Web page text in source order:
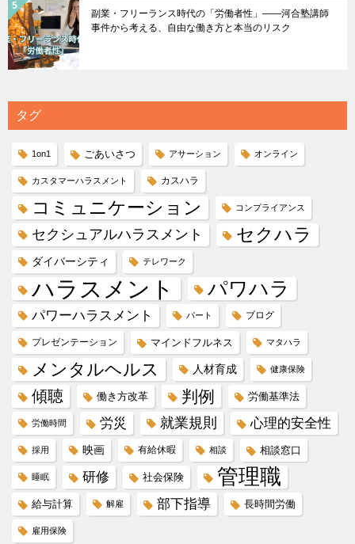
副業・フリーランス時代の「労働者性」――河合塾講師
事件から考える、自由な働き方と本当のリスク
タグ
1on1 ごあいさつ アサーション オンライン
カスタマーハラスメント カスハラ
コミュニケーション コンプライアンス
セクシュアルハラスメント セクハラ
ダイバーシティ テレワーク
ハラスメント パワハラ
パワーハラスメント パート ブログ
プレゼンテーション マインドフルネス マタハラ
メンタルヘルス 人材育成 健康保険
傾聴 働き方改革 判例 労働基準法
労働時間 労災 就業規則 心理的安全性
採用 映画 有給休暇 相談 相談窓口
睡眠 研修 社会保険 管理職
給与計算 解雇 部下指導 長時間労働
雇用保険